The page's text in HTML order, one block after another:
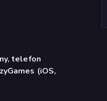
telefon
(iOS,